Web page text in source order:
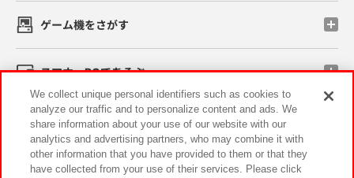
ゲーム機をさがす
スマホ・PCであそぶ
イベント・キャンペーン
We collect unique personal identifiers such as cookies to
analyze our traffic and to personalize content and ads. We
share information about your use of our website with our
analytics and advertising partners, who may combine it with
other information that you have provided to them or that they
have collected from your use of their services. Please click